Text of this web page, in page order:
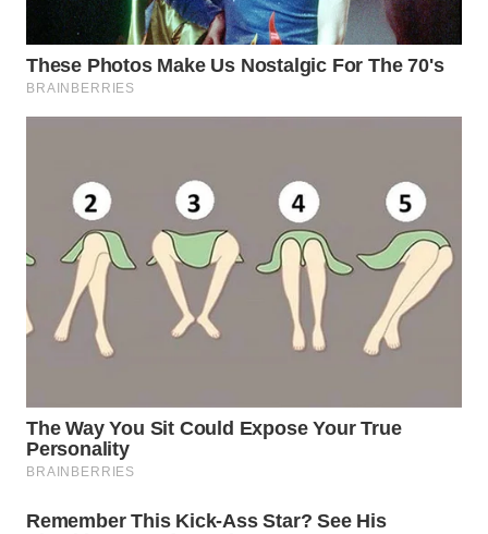
WN
DANAU
TOBA
WN
LANGKAT
WN
TAPANULI
SELATAN
WN
TANJUNG
LESUNG
WN